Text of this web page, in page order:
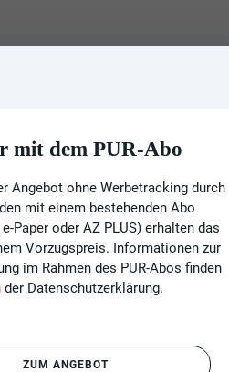
mit dem PUR-Abo
Angebot ohne Werbetracking durch
mit einem bestehenden Abo
Paper oder AZ PLUS) erhalten das
Vorzugspreis. Informationen zur
im Rahmen des PUR-Abos finden
der Datenschutzerklärung.
ZUM ANGEBOT